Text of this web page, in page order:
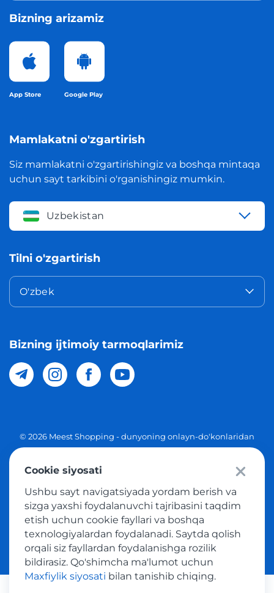
Bizning arizamiz
App Store Google Play
Mamlakatni o'zgartirish
Siz mamlakatni o'zgartirishingiz va boshqa mintaqa
uchun sayt tarkibini o'rganishingiz mumkin.
Uzbekistan
Tilni o'zgartirish
O'zbek
Bizning ijtimoiy tarmoqlarimiz
© 2026 Meest Shopping - dunyoning onlayn-do'konlaridan
Ommaviy taklif
Tovar sotib olish xizmatidan foydalanish shartlari
Cookie siyosati
Ushbu sayt navigatsiyada yordam berish va
sizga yaxshi foydalanuvchi tajribasini taqdim
etish uchun cookie fayllari va boshqa
texnologiyalardan foydalanadi. Saytda qolish
orqali siz fayllardan foydalanishga rozilik
bildirasiz. Qo'shimcha ma'lumot uchun
Maxfiylik siyosati bilan tanishib chiqing.